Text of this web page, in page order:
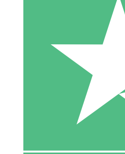
20 00